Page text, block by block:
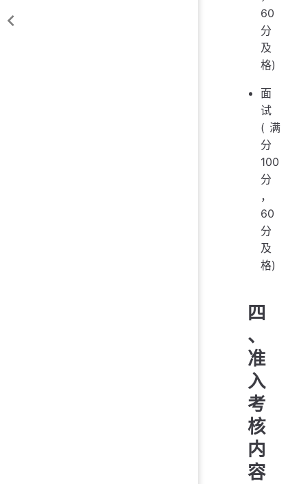
60
分
及
格)
面
试
(满
分
100
分
，
60
分
及
格)
四
、
准
入
考
核
内
容